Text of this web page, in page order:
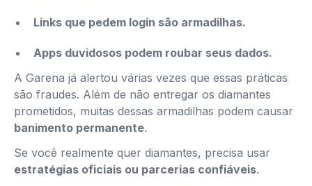
Links que pedem login são armadilhas.
Apps duvidosos podem roubar seus dados.
A Garena já alertou várias vezes que essas práticas
são fraudes. Além de não entregar os diamantes
prometidos, muitas dessas armadilhas podem causar
banimento permanente.
Se você realmente quer diamantes, precisa usar
estratégias oficiais ou parcerias confiáveis.